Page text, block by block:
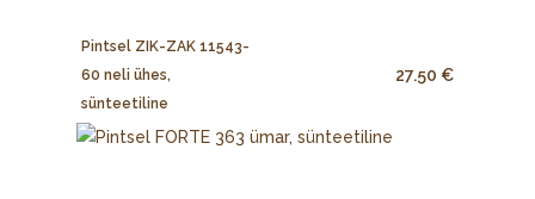
Pintsel ZIK-ZAK 11543-
60 neli ühes,
sünteetiline
27.50 €